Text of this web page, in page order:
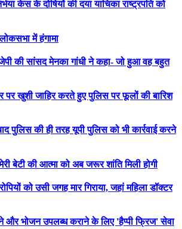
केस के दोषियों की दया याचिका राष्ट्रपति को
में हंगामा
की सांसद मेनका गांधी ने कहा- जो हुआ वह बहुत
पर खुशी जाहिर करते हुए पुलिस पर फूलों की बारिश
पुलिस की ही तरह यूपी पुलिस को भी कार्रवाई करने
बेटी की आत्मा को अब जरूर शांति मिली होगी
को उसी जगह मार गिराया, जहां महिला डॉक्टर
और भोजन उपलब्ध कराने के लिए 'हैप्पी फ्रिज' सेवा